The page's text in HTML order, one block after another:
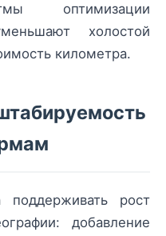
оптимизации
холостой
километра.
рост
добавление